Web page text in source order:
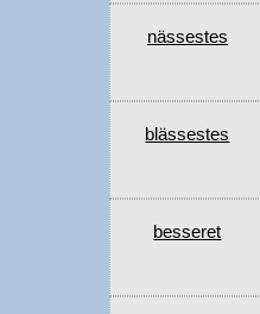
nässestes
blässestes
besseret